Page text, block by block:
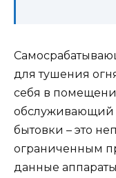
для тушения
себя в
обслуживающий
бытовки – это
ограниченным
данные